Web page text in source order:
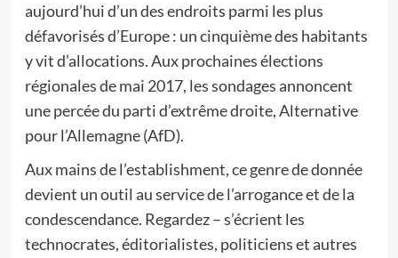
aujourd’hui d’un des endroits parmi les plus
défavorisés d’Europe : un cinquième des habitants
y vit d’allocations. Aux prochaines élections
régionales de mai 2017, les sondages annoncent
une percée du parti d’extrême droite, Alternative
pour l’Allemagne (AfD).
Aux mains de l’establishment, ce genre de donnée
devient un outil au service de l’arrogance et de la
condescendance. Regardez – s’écrient les
technocrates, éditorialistes, politiciens et autres